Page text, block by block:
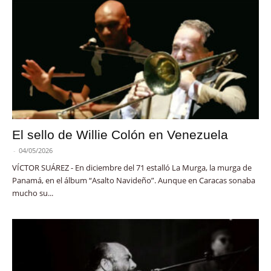
El sello de Willie Colón en Venezuela
- 04/05/2026
VÍCTOR SUÁREZ - En diciembre del 71 estalló La Murga, la murga de
Panamá, en el álbum “Asalto Navideño”. Aunque en Caracas sonaba
mucho su...